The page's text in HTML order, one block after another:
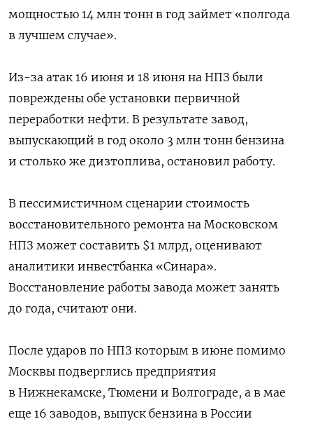
мощностью 14 млн тонн в год займет «полгода
в лучшем случае».
Из-за атак 16 июня и 18 июня на НПЗ были
повреждены обе установки первичной
переработки нефти. В результате завод,
выпускающий в год около 3 млн тонн бензина
и столько же дизтоплива, остановил работу.
В пессимистичном сценарии стоимость
‌восстановительного ремонта на Московском
НПЗ может составить $1 млрд, оценивают
аналитики инвестбанка «Синара».
Восстановление работы завода может занять
до года, считают они.
После ударов по НПЗ которым в июне помимо
Москвы подверглись предприятия
в Нижнекамске, Тюмени и Волгограде, а в мае
еще 16 заводов, выпуск бензина в России